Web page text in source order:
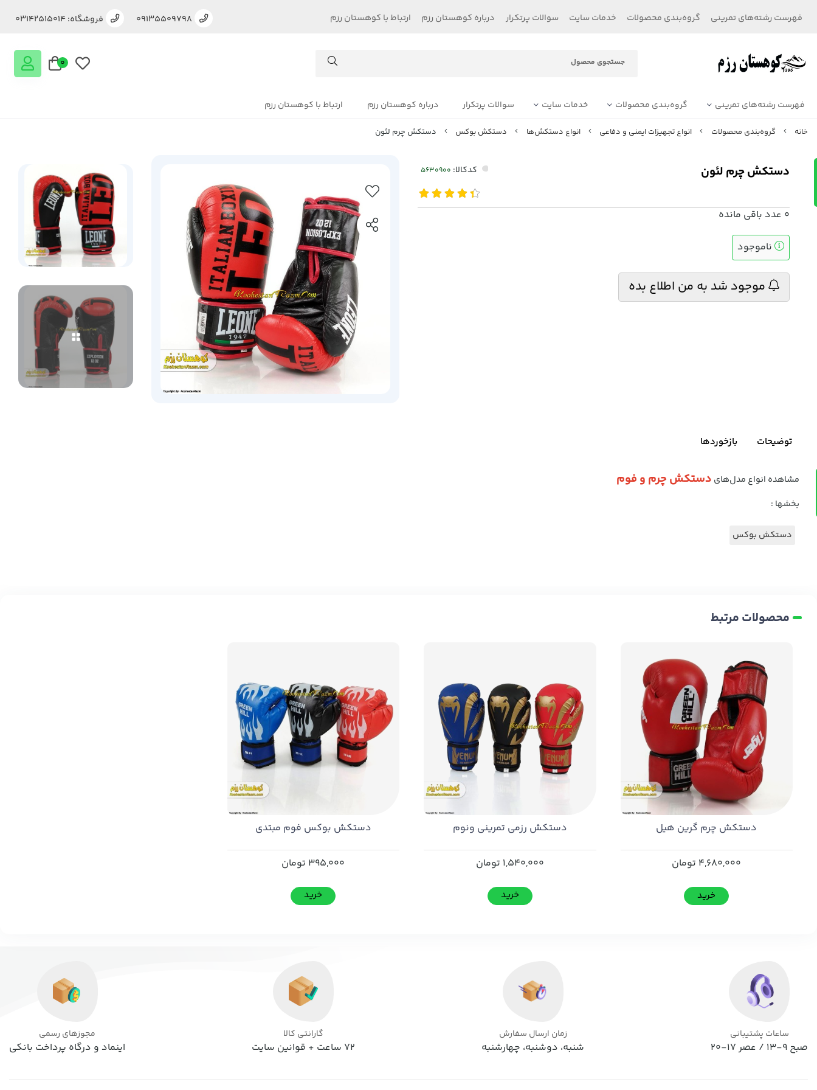
فهرست رشته‌های تمرینی گروه‌بندی محصولات خدمات سایت سوالات پرتکرار درباره کوهستان رزم ارتباط با کوهستان رزم 09135509798 فروشگاه: 03142515014
0
فهرست رشته‌های تمرینی گروه‌بندی محصولات خدمات سایت سوالات پرتکرار درباره کوهستان رزم ارتباط با کوهستان رزم
خانه گروه‌بندی محصولات انواع تجهیزات ایمنی و دفاعی انواع دستکش‌ها دستکش بوکس دستکش چرم لئون
دستکش چرم لئون کدکالا:
0 عدد باقی مانده
ناموجود
موجود شد به من اطلاع بده
توضیحات بازخوردها
مشاهده انواع مدل‌های دستکش چرم و فوم
بخشها :
دستکش بوکس
محصولات مرتبط
دستکش چرم گرین هیل
4,680,000 تومان
خرید
دستکش رزمی تمرینی ونوم
1,540,000 تومان
خرید
دستکش بوکس فوم مبتدی
395,000 تومان
خرید
ساعات پشتیبانی
صبح 9-13 / عصر 17-20
زمان ارسال سفارش
شنبه، دوشنبه، چهارشنبه
گارانتی کالا
72 ساعت + قوانین سایت
مجوزهای رسمی
اینماد و درگاه پرداخت بانکی